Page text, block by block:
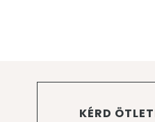
KÉRD